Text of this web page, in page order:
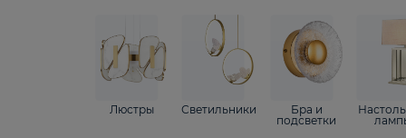
Люстры Светильники
Бра и
подсветки